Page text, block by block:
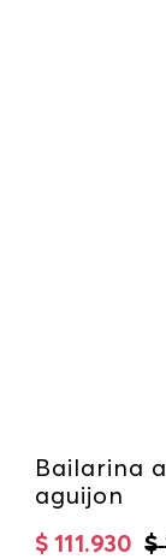
Bailarina
aguijon
$
$ 111 .930